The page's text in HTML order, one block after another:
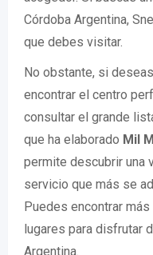
Córdoba Argentina,
que debes visitar.
No obstante, si
encontrar el centro
consultar el grande
que ha elaborado Mil
permite descubrir una
servicio que más se
Puedes encontrar
lugares para disfrutar
Argentina.